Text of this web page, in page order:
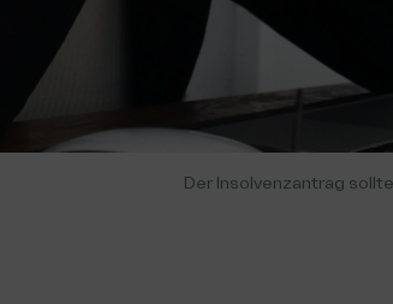
Der Insolvenzantrag